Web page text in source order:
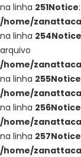
na linha 251Notice
/home/
na linha 254Notice
arquivo
/home/
na linha 255Notice
/home/
na linha 256Notice
/home/
na linha 257Notice
/home/